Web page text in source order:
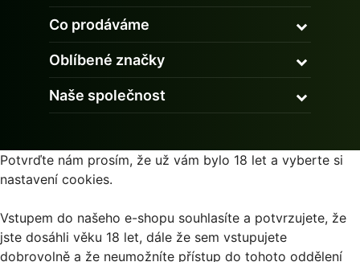
Co prodáváme
Oblíbené značky
Naše společnost
Potvrďte nám prosím, že už vám bylo 18 let a vyberte si
nastavení cookies.
Vstupem do našeho e-shopu souhlasíte a potvrzujete, že
jste dosáhli věku 18 let, dále že sem vstupujete
dobrovolně a že neumožníte přístup do tohoto oddělení